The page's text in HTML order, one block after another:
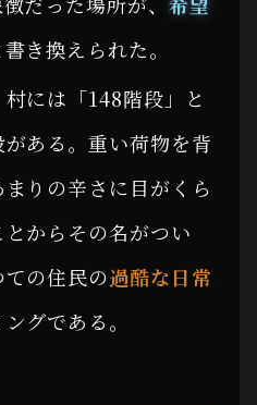
き換えられた。
村には「148階段」と
ある。重い荷物を背
りの辛さに目がくら
からその名がつい
の住民の過酷な日常
グである。